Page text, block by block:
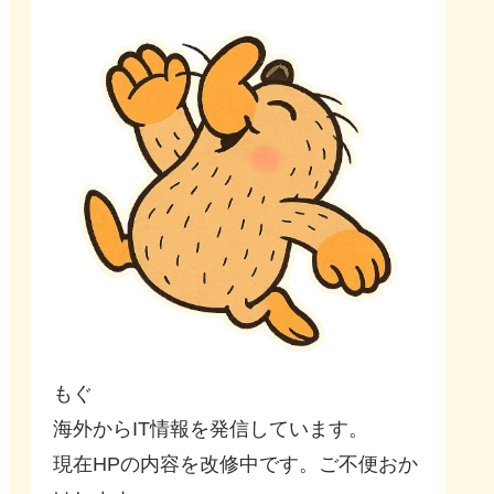
もぐ
海外からIT情報を発信しています。
現在HPの内容を改修中です。ご不便おか